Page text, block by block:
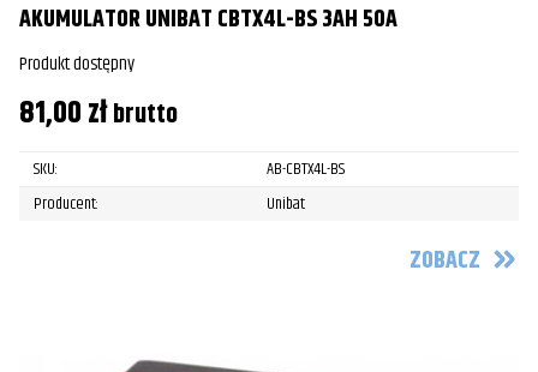
AKUMULATOR UNIBAT CBTX4L-BS 3AH 50A
Produkt dostępny
81,00złbrutto
SKU:
AB-CBTX4L-BS
Producent:
Unibat
ZOBACZ